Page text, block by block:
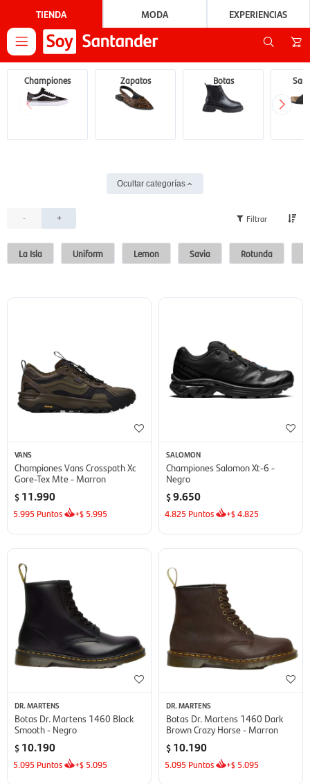
TIENDA MODA EXPERIENCIAS

Championes Zapatos Botas
Ocultar categorías
- +
La Isla Uniform Lemon Savia Rotunda
VANS
Championes Vans Crosspath Xc
Gore-Tex Mte - Marron
$ 11.990
5.995 Puntos +$ 5.995
SALOMON
Championes Salomon Xt-6 -
Negro
$9.650
4.825 Puntos +$4.825
DR. MARTENS
Botas Dr. Martens 1460 Black
Smooth - Negro
$ 10.190
5.095 Puntos +$ 5.095
DR. MARTENS
Botas Dr. Martens 1460 Dark
Brown Crazy Horse - Marron
$ 10.190
5.095 Puntos +$ 5.095